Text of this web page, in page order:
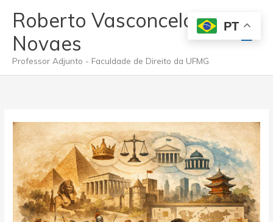
para
conteúdo
Roberto Vasconcelos
Novaes
Professor Adjunto - Faculdade de Direito da UFMG
PT